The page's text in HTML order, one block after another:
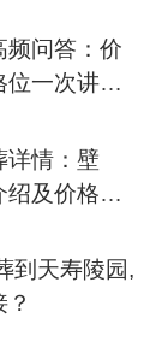
频问答：价
位一次讲清
详情：壁
绍及价格参
到天寿陵园,